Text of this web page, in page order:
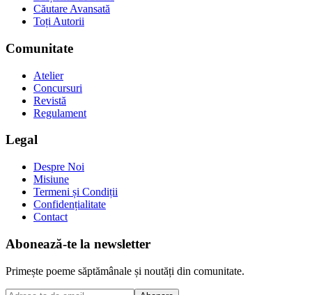
Căutare Avansată
Toți Autorii
Comunitate
Atelier
Concursuri
Revistă
Regulament
Legal
Despre Noi
Misiune
Termeni și Condiții
Confidențialitate
Contact
Abonează-te la newsletter
Primește poeme săptămânale și noutăți din comunitate.